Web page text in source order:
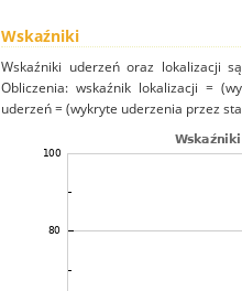
Wskaźniki
Wskaźniki uderzeń oraz lokalizacji
Obliczenia: wskaźnik lokalizacji =
uderzeń = (wykryte uderzenia przez